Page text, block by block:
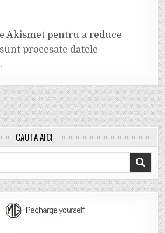
Akismet pentru a reduce
procesate datele
.
CAUTĂ AICI